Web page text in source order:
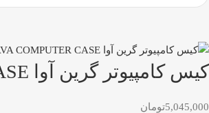
کیس کامپیوتر گرین آوا GREEN AVA COMPUTER CASE
5,045,000تومان